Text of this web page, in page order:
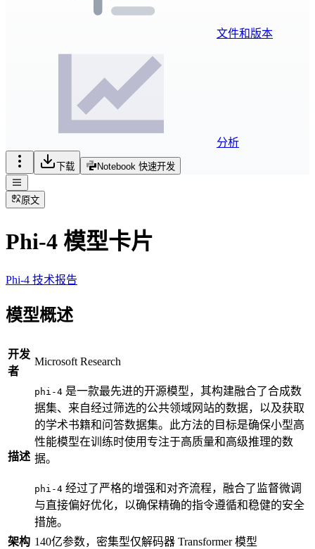
文件和版本
分析
下载 Notebook 快速开发
原文
Phi-4 模型卡片
Phi-4 技术报告
模型概述
开发
者
Microsoft Research
描述
phi-4 是一款最先进的开源模型，其构建融合了合成数
据集、来自经过筛选的公共领域网站的数据，以及获取
的学术书籍和问答数据集。此方法的目标是确保小型高
性能模型在训练时使用专注于高质量和高级推理的数
据。
phi-4 经过了严格的增强和对齐流程，融合了监督微调
与直接偏好优化，以确保精确的指令遵循和稳健的安全
措施。
架构 140亿参数，密集型仅解码器 Transformer 模型